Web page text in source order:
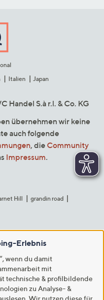
Italien Japan
Handel S.à r.l. & Co. KG
übernehmen wir keine
auch folgende
, die Community
Impressum.
Hill
grandin road
Erlebnis
wenn du damit
mit
technische & profilbildende
zu Analyse- &
Wir nutzen diese für